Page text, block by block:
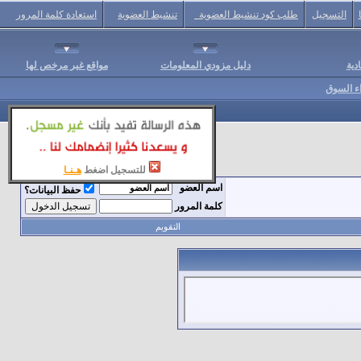
للتسجيل اضغط هـنـا
التسجيل طلب كود تنشيط العضوية تنشيط العضوية استعادة كلمة المرور
دليل مزودي المعلومات مواقع غير مرخص لها
السوق
اسم العضو
حفظ البيانات؟
كلمة المرور
التقويم